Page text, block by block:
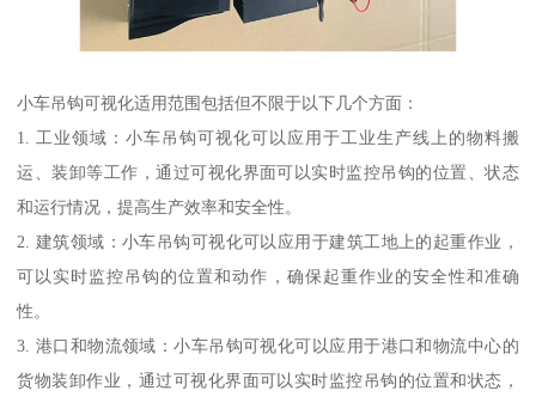
小车吊钩可视化适用范围包括但不限于以下几个方面：
1. 工业领域：小车吊钩可视化可以应用于工业生产线上的物料搬
运、装卸等工作，通过可视化界面可以实时监控吊钩的位置、状态
和运行情况，提高生产效率和安全性。
2. 建筑领域：小车吊钩可视化可以应用于建筑工地上的起重作业，
可以实时监控吊钩的位置和动作，确保起重作业的安全性和准确
性。
3. 港口和物流领域：小车吊钩可视化可以应用于港口和物流中心的
货物装卸作业，通过可视化界面可以实时监控吊钩的位置和状态，